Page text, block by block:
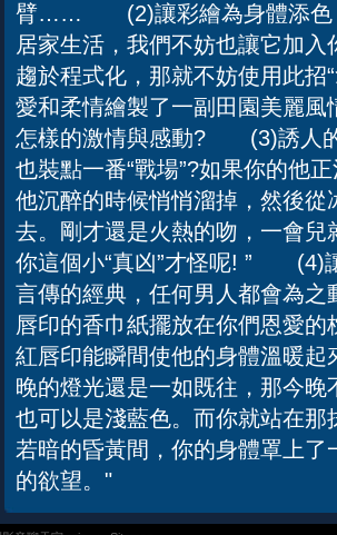
臂…… (2)讓彩繪為身體添色
居家生活，我們不妨也讓它加
趨於程式化，那就不妨使用此
愛和柔情繪製了一副田園美麗
怎樣的激情與感動? (3)誘人
也裝點一番“戰場”?如果你的他
他沉醉的時候悄悄溜掉，然後從
去。剛才還是火熱的吻，一會兒
你這個小“真凶”才怪呢! ” (4)
言傳的經典，任何男人都會為
唇印的香巾紙擺放在你們恩愛
紅唇印能瞬間使他的身體溫
晚的燈光還是一如既往，那今
也可以是淺藍色。而你就站在
若暗的昏黃間，你的身體罩上
的欲望。"